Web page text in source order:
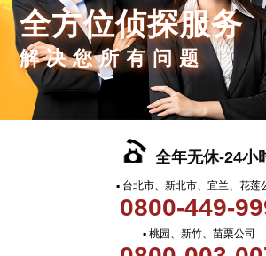
全方位侦探服务
解决您所有问题
全年无休-24小
▪ 台北市、新北市、宜兰、花莲
0800-449-
▪ 桃园、新竹、苗栗公司